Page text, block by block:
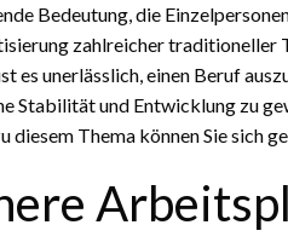
Bedeutung, die
zahlreicher traditioneller
es unerlässlich, einen Beruf
Stabilität und Entwicklung zu
diesem Thema können Sie sich